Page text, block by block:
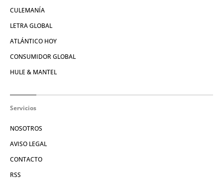
CULEMANÍA
LETRA GLOBAL
ATLÁNTICO HOY
CONSUMIDOR GLOBAL
HULE & MANTEL
Servicios
NOSOTROS
AVISO LEGAL
CONTACTO
RSS